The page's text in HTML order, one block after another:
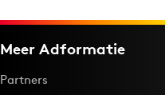
Meer Adformatie
Partners